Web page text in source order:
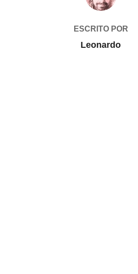
ESCRITO POR
Leonardo